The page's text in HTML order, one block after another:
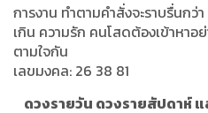
การงาน ทำตามคำสั่งจะราบรื่นกว่
เกิน ความรัก คนโสดต้องเข้าหา
ตามใจกัน
เลขมงคล: 26 38 81
ดวงรายวัน ดวงรายสัปดาห์